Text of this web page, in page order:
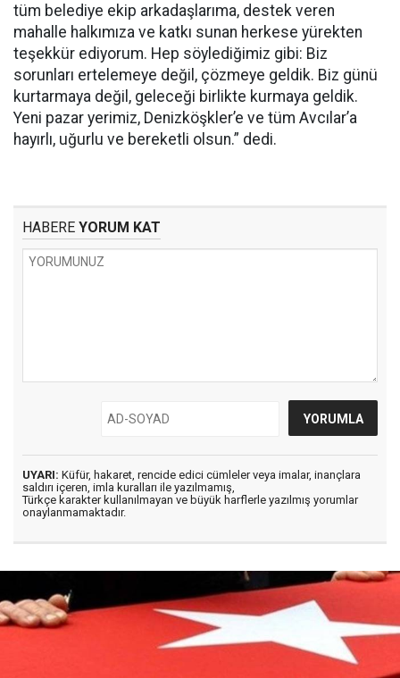
tüm belediye ekip arkadaşlarıma, destek veren
mahalle halkımıza ve katkı sunan herkese yürekten
teşekkür ediyorum. Hep söylediğimiz gibi: Biz
sorunları ertelemeye değil, çözmeye geldik. Biz günü
kurtarmaya değil, geleceği birlikte kurmaya geldik.
Yeni pazar yerimiz, Denizköşkler’e ve tüm Avcılar’a
hayırlı, uğurlu ve bereketli olsun.” dedi.
HABERE YORUM KAT
UYARI: Küfür, hakaret, rencide edici cümleler veya imalar, inançlara
saldırı içeren, imla kuralları ile yazılmamış,
Türkçe karakter kullanılmayan ve büyük harflerle yazılmış yorumlar
onaylanmamaktadır.